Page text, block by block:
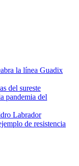
la línea Guadix
del sureste
pandemia del
Labrador
de resistencia